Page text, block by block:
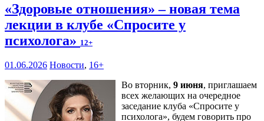
«Здоровые отношения» – новая тема
лекции в клубе «Спросите у
психолога» 12+
01.06.2026 Новости, 16+
Во вторник, 9 июня, приглашаем
всех желающих на очередное
заседание клуба «Спросите у
психолога», будем говорить про